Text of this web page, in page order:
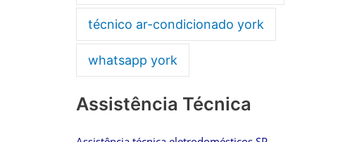
técnico ar-condicionado york
whatsapp york
Assistência Técnica